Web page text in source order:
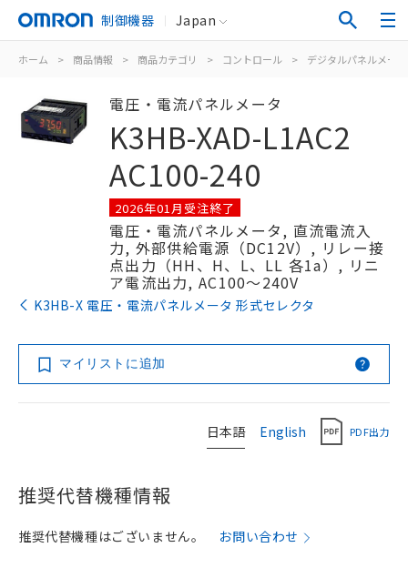
制御機器 Japan
ホーム > 商品情報 > 商品カテゴリ > コントロール > デジタルパネルメータ
電圧・電流パネルメータ
K3HB-XAD-L1AC2
AC100-240
2026年01月受注終了
電圧・電流パネルメータ, 直流電流入
力, 外部供給電源（DC12V）, リレー接
点出力（HH、H、L、LL 各1a）, リニ
ア電流出力, AC100～240V
K3HB-X 電圧・電流パネルメータ 形式セレクタ
マイリストに追加
日本語 English PDF出力
推奨代替機種情報
推奨代替機種はございません。 お問い合わせ